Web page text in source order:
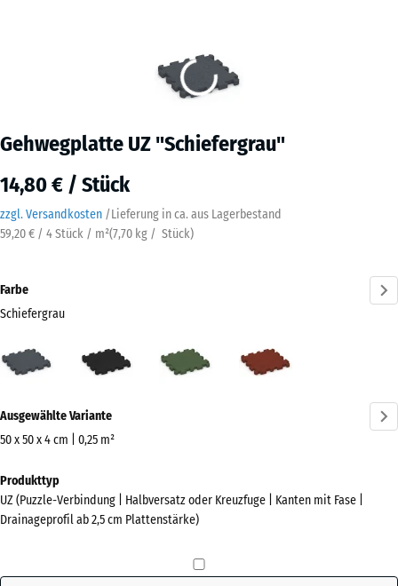
Gehwegplatte UZ "Schiefergrau"
14,80 € / Stück
zzgl. Versandkosten /Lieferung in ca. aus Lagerbestand
59,20 € / 4 Stück / m²(7,70 kg / Stück)
Farbe
Schiefergrau
Schiefergrau
(active)
Informationen
zu
Farben?
Farbpalette
Schiefergrau(active)
Ausgewählte Variante
50 x 50 x 4 cm | 0,25 m²
Abmessungen
für
den
x
Produkttyp
UZ (Puzzle-Verbindung | Halbversatz oder Kreuzfuge | Kanten mit Fase |
Drainageprofil ab 2,5 cm Plattenstärke)